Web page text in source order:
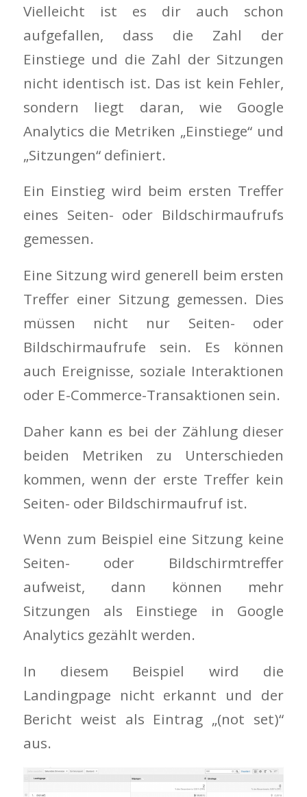
Vielleicht ist es dir auch schon
aufgefallen, dass die Zahl der
Einstiege und die Zahl der Sitzungen
nicht identisch ist. Das ist kein Fehler,
sondern liegt daran, wie Google
Analytics die Metriken „Einstiege“ und
„Sitzungen“ definiert.
Ein Einstieg wird beim ersten Treffer
eines Seiten- oder Bildschirmaufrufs
gemessen.
Eine Sitzung wird generell beim ersten
Treffer einer Sitzung gemessen. Dies
müssen nicht nur Seiten- oder
Bildschirmaufrufe sein. Es können
auch Ereignisse, soziale Interaktionen
oder E-Commerce-Transaktionen sein.
Daher kann es bei der Zählung dieser
beiden Metriken zu Unterschieden
kommen, wenn der erste Treffer kein
Seiten- oder Bildschirmaufruf ist.
Wenn zum Beispiel eine Sitzung keine
Seiten- oder Bildschirmtreffer
aufweist, dann können mehr
Sitzungen als Einstiege in Google
Analytics gezählt werden.
In diesem Beispiel wird die
Landingpage nicht erkannt und der
Bericht weist als Eintrag „(not set)“
aus.